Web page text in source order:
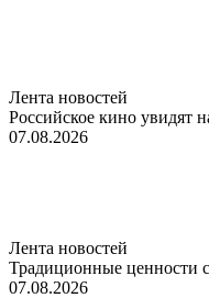
Лента новостей
Российское кино увидят
07.08.2026
Лента новостей
Традиционные ценности
07.08.2026